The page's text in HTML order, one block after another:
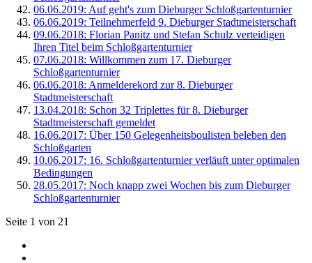
06.06.2019: Auf geht's zum Dieburger Schloßgartenturnier
06.06.2019: Teilnehmerfeld 9. Dieburger Stadtmeisterschaft
09.06.2018: Florian Panitz und Stefan Schulz verteidigen
Ihren Titel beim Schloßgartenturnier
07.06.2018: Willkommen zum 17. Dieburger
Schloßgartenturnier
06.06.2018: Anmelderekord zur 8. Dieburger
Stadtmeisterschaft
13.04.2018: Schon 32 Triplettes für 8. Dieburger
Stadtmeisterschaft gemeldet
16.06.2017: Über 150 Gelegenheitsboulisten beleben den
Schloßgarten
10.06.2017: 16. Schloßgartenturnier verläuft unter optimalen
Bedingungen
28.05.2017: Noch knapp zwei Wochen bis zum Dieburger
Schloßgartenturnier
Seite 1 von 21